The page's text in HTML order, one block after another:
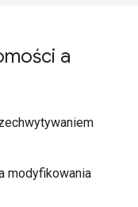
a
modyfikowania